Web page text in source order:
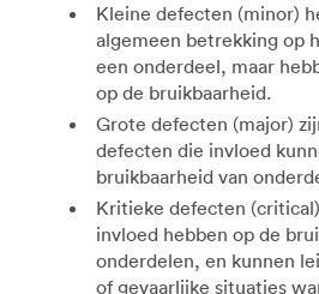
Kleine defecten (minor)
algemeen betrekking op
een onderdeel, maar
op de bruikbaarheid.
Grote defecten (major)
defecten die invloed
bruikbaarheid van
Kritieke defecten
invloed hebben op de
onderdelen, en kunnen
of gevaarlijke situaties